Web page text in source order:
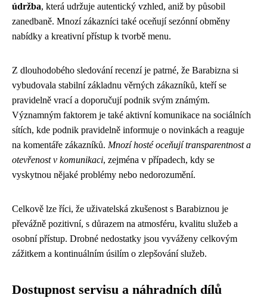
údržba, která udržuje autentický vzhled, aniž by působil
zanedbaně. Mnozí zákazníci také oceňují sezónní obměny
nabídky a kreativní přístup k tvorbě menu.
Z dlouhodobého sledování recenzí je patrné, že Barabizna si
vybudovala stabilní základnu věrných zákazníků, kteří se
pravidelně vrací a doporučují podnik svým známým.
Významným faktorem je také aktivní komunikace na sociálních
sítích, kde podnik pravidelně informuje o novinkách a reaguje
na komentáře zákazníků. Mnozí hosté oceňují transparentnost a
otevřenost v komunikaci, zejména v případech, kdy se
vyskytnou nějaké problémy nebo nedorozumění.
Celkově lze říci, že uživatelská zkušenost s Barabiznou je
převážně pozitivní, s důrazem na atmosféru, kvalitu služeb a
osobní přístup. Drobné nedostatky jsou vyváženy celkovým
zážitkem a kontinuálním úsilím o zlepšování služeb.
Dostupnost servisu a náhradních dílů